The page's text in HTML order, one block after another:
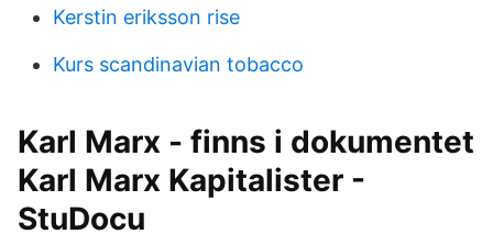
Kerstin eriksson rise
Kurs scandinavian tobacco
Karl Marx - finns i dokumentet
Karl Marx Kapitalister -
StuDocu